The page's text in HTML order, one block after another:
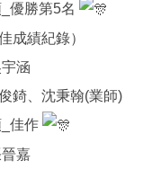
優勝第5名
成績紀錄）
涵
錡、沈秉翰(業師)
佳作
嘉